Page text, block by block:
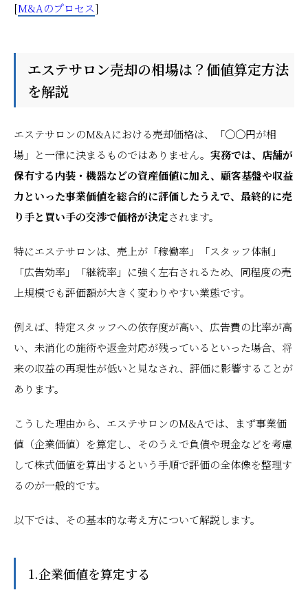
[M&Aのプロセス]
エステサロン売却の相場は？価値算定方法
を解説
エステサロンのM&Aにおける売却価格は、「〇〇円が相
場」と一律に決まるものではありません。 実務では、店舗が
保有する内装・機器などの資産価値に加え、顧客基盤や収益
力といった事業価値を総合的に評価したうえで、最終的に売
り手と買い手の交渉で価格が決定されます。
特にエステサロンは、売上が「稼働率」「スタッフ体制」
「広告効率」「継続率」に強く左右されるため、同程度の売
上規模でも評価額が大きく変わりやすい業態です。
例えば、特定スタッフへの依存度が高い、広告費の比率が高
い、未消化の施術や返金対応が残っているといった場合、将
来の収益の再現性が低いと見なされ、評価に影響することが
あります。
こうした理由から、エステサロンのM&Aでは、まず事業価
値（企業価値）を算定し、そのうえで負債や現金などを考慮
して株式価値を算出するという手順で評価の全体像を整理す
るのが一般的です。
以下では、その基本的な考え方について解説します。
1.企業価値を算定する